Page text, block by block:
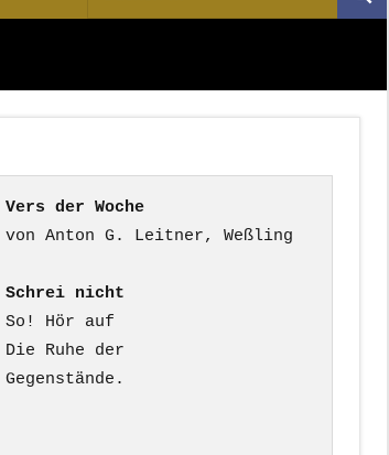
nach:
Vers der Woche
Schrei nicht
So! Hör auf
Die Ruhe der
Gegenstände.